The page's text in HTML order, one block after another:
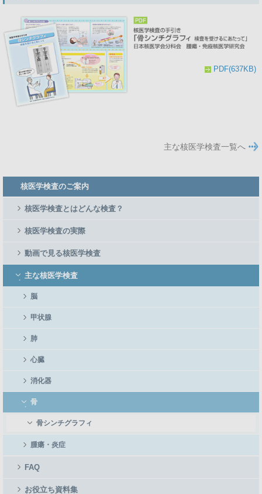
PDF(637KB)
主な核医学検査一覧へ
Member
Side
核医学検査のご案内
核医学検査とはどんな検査？
核医学検査の実際
動画で見る核医学検査
主な核医学検査
脳
甲状腺
肺
心臓
消化器
骨
骨シンチグラフィ
腫瘍・炎症
FAQ
お役立ち資料集